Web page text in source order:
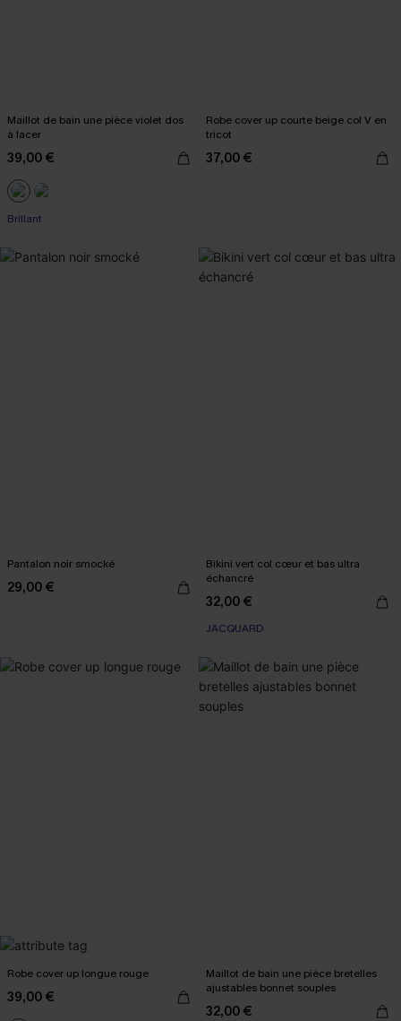
Maillot de bain une pièce violet dos
à lacer
39,00 €
Brillant
Robe cover up courte beige col V en
tricot
37,00 €
Pantalon noir smocké
29,00 €
Bikini vert col cœur et bas ultra
échancré
32,00 €
JACQUARD
Robe cover up longue rouge
39,00 €
Maillot de bain une pièce bretelles
ajustables bonnet souples
32,00 €